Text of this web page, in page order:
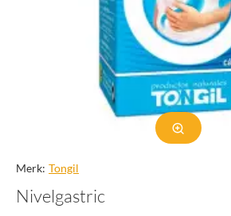
Merk: Tongil
Nivelgastric